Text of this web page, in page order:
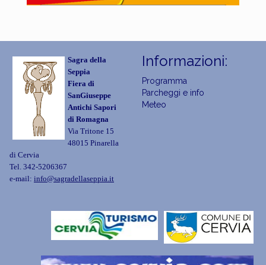
Sagra della
Seppia
Fiera di
SanGiuseppe
Antichi Sapori
di Romagna
Via Tritone 15
48015 Pinarella
di Cervia
Tel. 342-5206367
e-mail: info@sagradellaseppia.it
Informazioni:
Programma
Parcheggi e info
Meteo